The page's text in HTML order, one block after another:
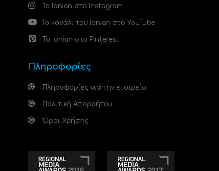
Το Ionian στο Instagram
Το κανάλι του Ionian στο YouTube
Το Ionian στο Pinterest
Πληροφορίες
Πληροφορίες για την εταιρεία
Πολιτική Απορρήτου
Όροι Χρήσης